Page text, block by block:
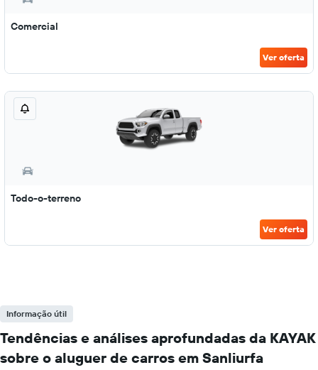
Comercial
Ver oferta
Todo-o-terreno
Ver oferta
Informação útil
Tendências e análises aprofundadas da KAYAK
sobre o aluguer de carros em Sanliurfa